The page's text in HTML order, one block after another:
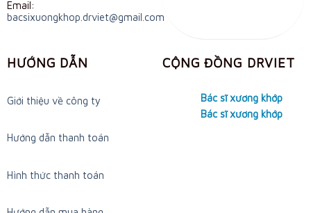
Email:
bacsixuongkhop.drviet@gmail.com
HƯỚNG DẪN
Giới thiệu về công ty
Hướng dẫn thanh toán
Hình thức thanh toán
CỘNG ĐỒNG DRVIET
Bác sĩ xương khớp
Bác sĩ xương khớp